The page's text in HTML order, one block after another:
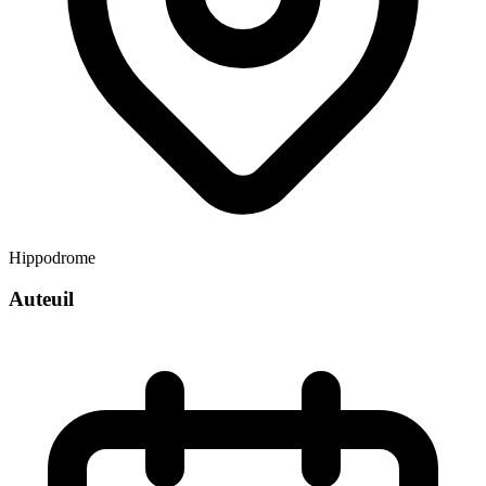
Hippodrome
Auteuil